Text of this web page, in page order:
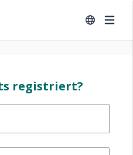
registriert?